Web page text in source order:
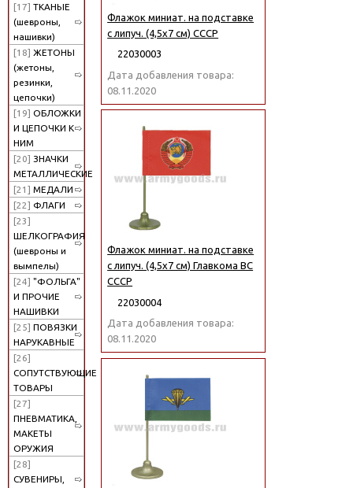
[17] ТКАНЫЕ
(шевроны,
нашивки)
[18] ЖЕТОНЫ
(жетоны,
резинки,
цепочки)
[19] ОБЛОЖКИ
И ЦЕПОЧКИ К
НИМ
[20] ЗНАЧКИ
МЕТАЛЛИЧЕСКИЕ
[21] МЕДАЛИ
[22] ФЛАГИ
[23]
ШЕЛКОГРАФИЯ
(шевроны и
вымпелы)
[24] "ФОЛЬГА"
И ПРОЧИЕ
НАШИВКИ
[25] ПОВЯЗКИ
НАРУКАВНЫЕ
[26]
СОПУТСТВУЮЩИЕ
ТОВАРЫ
[27]
ПНЕВМАТИКА,
МАКЕТЫ
ОРУЖИЯ
[28]
СУВЕНИРЫ,
Флажок миниат. на подставке
с липуч. (4,5х7 см) СССР
22030003
Дата добавления товара:
08.11.2020
Флажок миниат. на подставке
с липуч. (4,5х7 см) Главкома ВС
СССР
22030004
Дата добавления товара:
08.11.2020